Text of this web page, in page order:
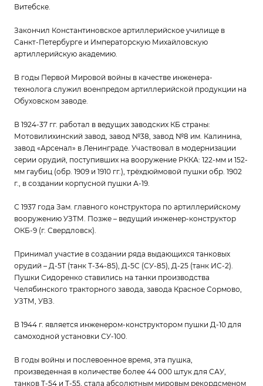
Витебске.
Закончил Константиновское артиллерийское училище в
Санкт-Петербурге и Императорскую Михайловскую
артиллерийскую академию.
В годы Первой Мировой войны в качестве инженера-
технолога служил военпредом артиллерийской продукции на
Обуховском заводе.
В 1924-37 гг. работал в ведущих заводских КБ страны:
Мотовилихинский завод, завод №38, завод №8 им. Калинина,
завод «Арсенал» в Ленинграде. Участвовал в модернизации
серии орудий, поступивших на вооружение РККА: 122-мм и 152-
мм гаубиц (обр. 1909 и 1910 гг.), трёхдюймовой пушки обр. 1902
г., в создании корпусной пушки А-19.
С 1937 года Зам. главного конструктора по артиллерийскому
вооружению УЗТМ. Позже – ведущий инженер-конструктор
ОКБ-9 (г. Свердловск).
Принимал участие в создании ряда выдающихся танковых
орудий – Д-5Т (танк Т-34-85), Д-5С (СУ-85), Д-25 (танк ИС-2).
Пушки Сидоренко ставились на танки производства
Челябинского тракторного завода, завода Красное Сормово,
УЗТМ, УВЗ.
В 1944 г. является инженером-конструктором пушки Д-10 для
самоходной установки СУ-100.
В годы войны и послевоенное время, эта пушка,
произведенная в количестве более 44 000 штук для САУ,
танков Т-54 и Т-55, стала абсолютным мировым рекордсменом